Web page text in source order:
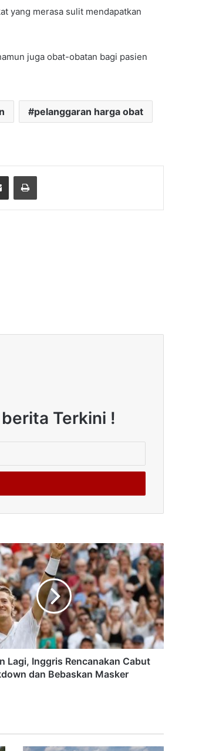
yang merasa sulit mendapatkan
juga obat-obatan bagi pasien
pelanggaran harga obat
Share via Email Print
Terkini !
Lagi, Inggris Rencanakan Cabut
dan Bebaskan Masker